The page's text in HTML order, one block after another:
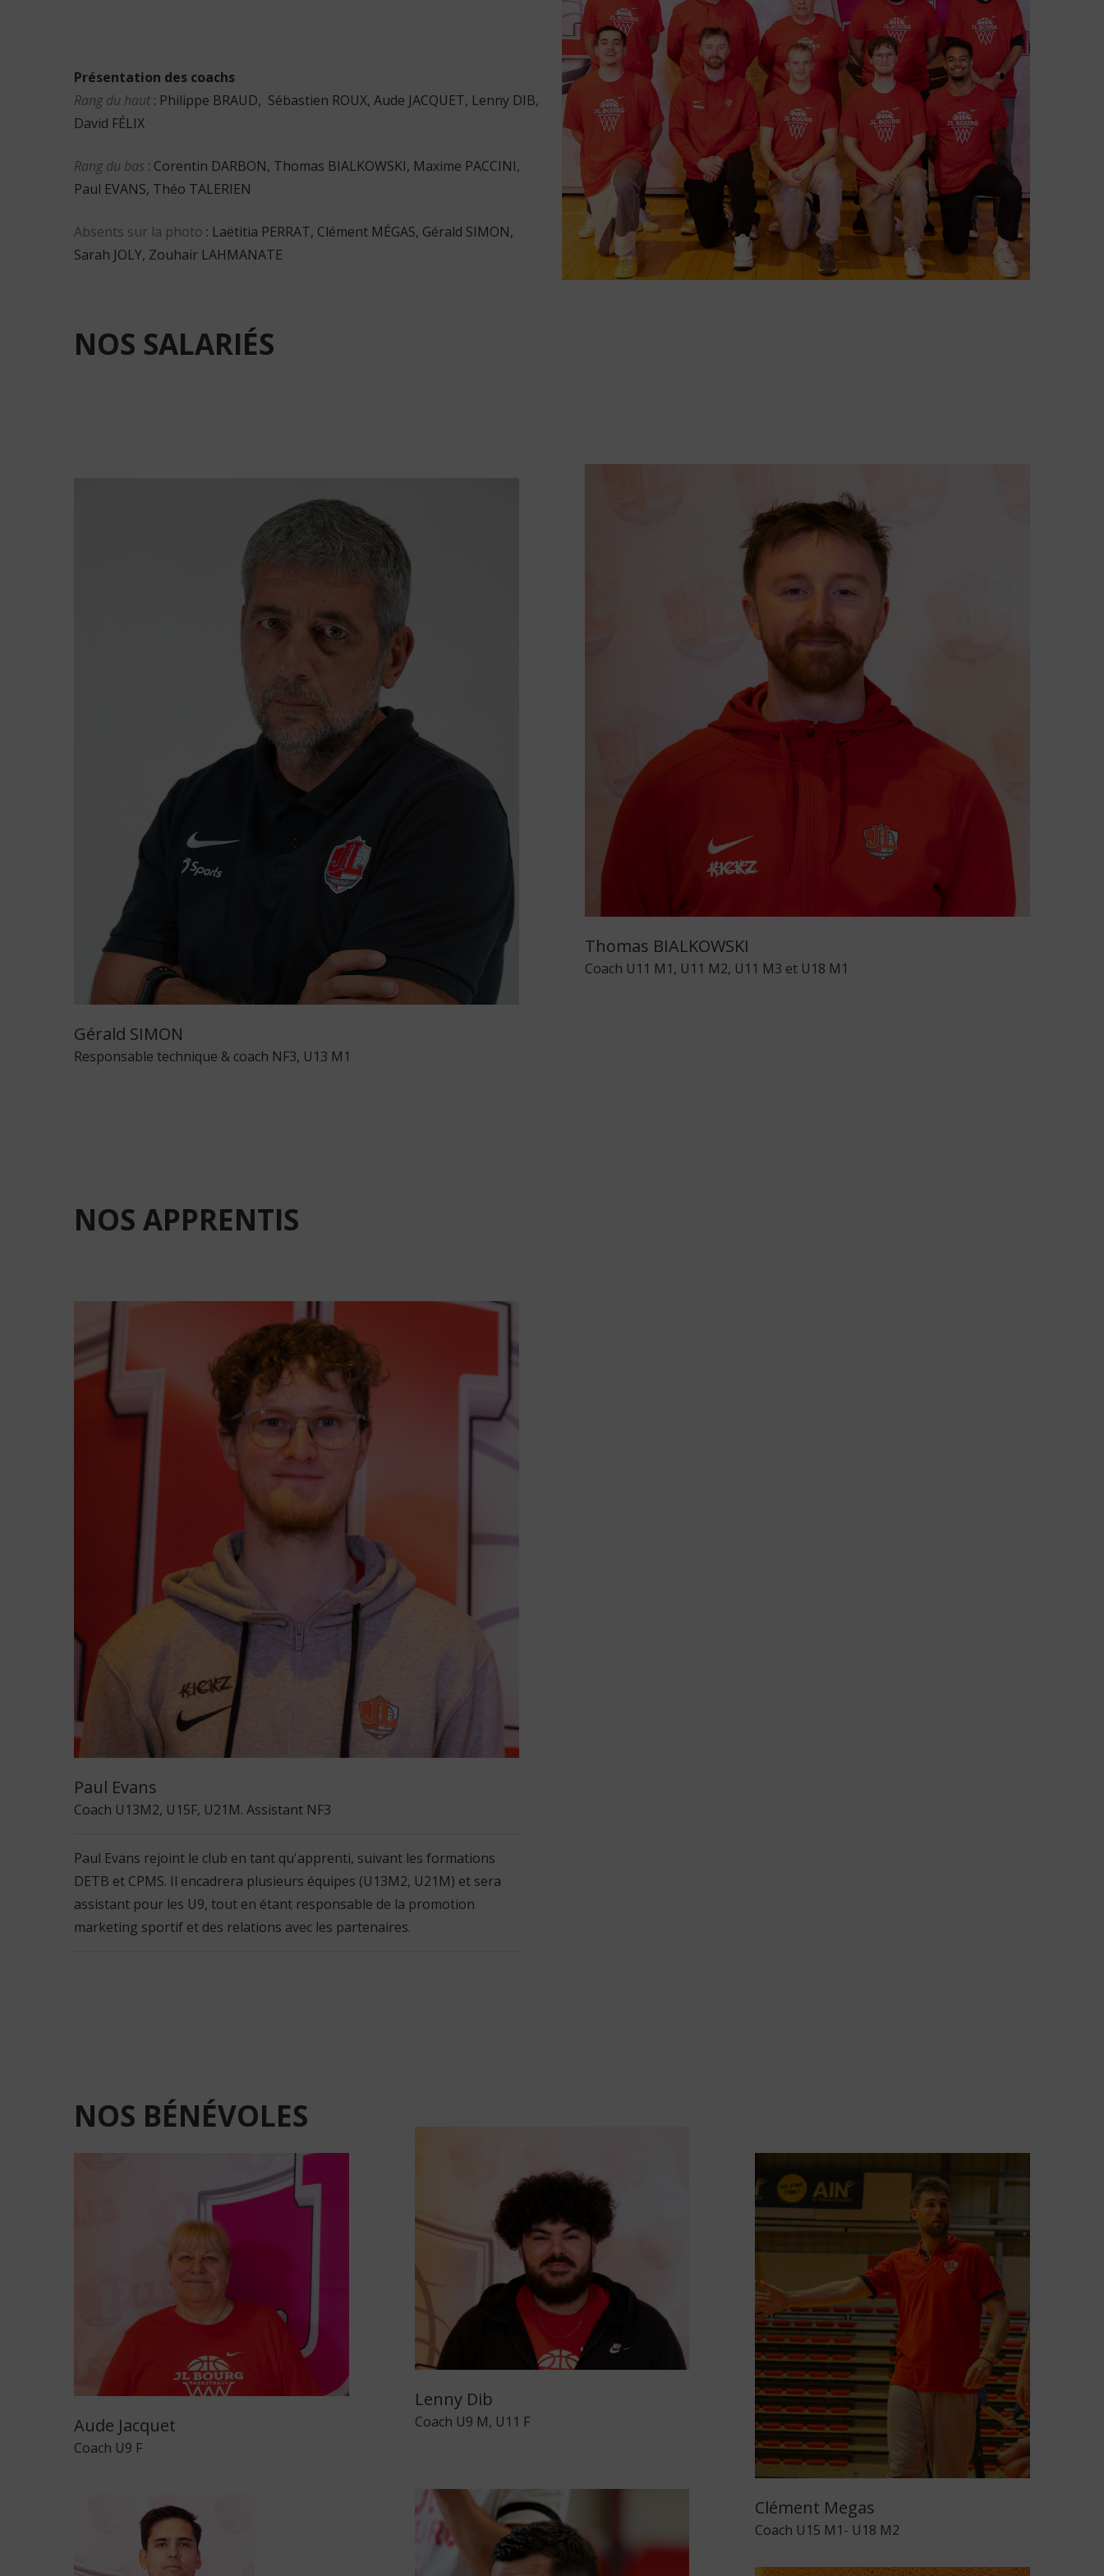
Présentation des coachs
Rang du haut: Philippe BRAUD, Sébastien ROUX, Aude JACQUET, Lenny DIB,
David FÉLIX
Rang du bas : Corentin DARBON, Thomas BIALKOWSKI, Maxime PACCINI,
Paul EVANS, Théo TALERIEN
Absents sur la photo : Laëtitia PERRAT, Clément MÉGAS, Gérald SIMON,
Sarah JOLY, Zouhair LAHMANATE
NOS SALARIÉS
Gérald SIMON
Responsable technique & coach NF3, U13 M1
Thomas BIALKOWSKI
Coach U11 M1, U11 M2, U11 M3 et U18 M1
NOS APPRENTIS
Paul Evans
Coach U13M2, U15F, U21M. Assistant NF3
Paul Evans rejoint le club en tant qu'apprenti, suivant les formations
DETB et CPMS. Il encadrera plusieurs équipes (U13M2, U21M) et sera
assistant pour les U9, tout en étant responsable de la promotion
marketing sportif et des relations avec les partenaires.
NOS BÉNÉVOLES
Aude Jacquet
Coach U9 F
Lenny Dib
Coach U9 M, U11 F
Clément Megas
Coach U15 M1- U18 M2